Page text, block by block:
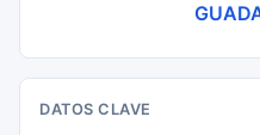
DATOS CLAVE